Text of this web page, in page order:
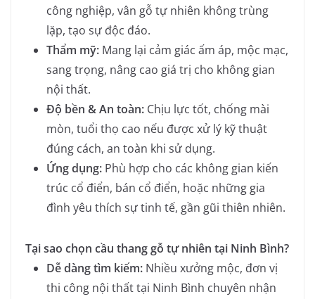
công nghiệp, vân gỗ tự nhiên không trùng
lặp, tạo sự độc đáo.
Thẩm mỹ: Mang lại cảm giác ấm áp, mộc mạc,
sang trọng, nâng cao giá trị cho không gian
nội thất.
Độ bền & An toàn: Chịu lực tốt, chống mài
mòn, tuổi thọ cao nếu được xử lý kỹ thuật
đúng cách, an toàn khi sử dụng.
Ứng dụng: Phù hợp cho các không gian kiến
trúc cổ điển, bán cổ điển, hoặc những gia
đình yêu thích sự tinh tế, gần gũi thiên nhiên.
Tại sao chọn cầu thang gỗ tự nhiên tại Ninh Bình?
Dễ dàng tìm kiếm: Nhiều xưởng mộc, đơn vị
thi công nội thất tại Ninh Bình chuyên nhận